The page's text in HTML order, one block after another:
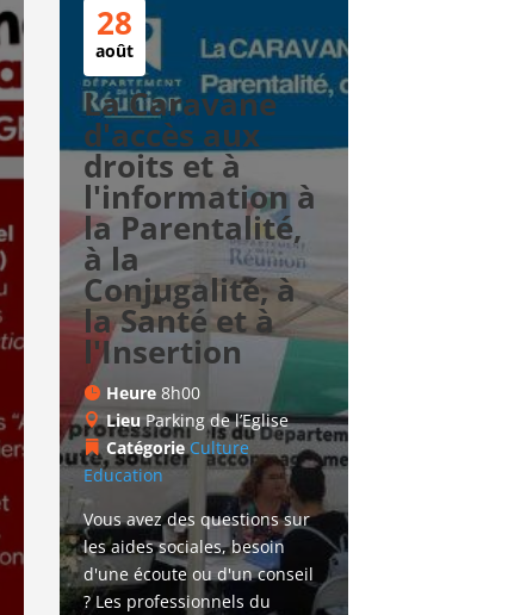
28
août
La Caravane
d'accès aux
droits et à
l'information à
la Parentalité,
à la
Conjugalité, à
la Santé et à
l'Insertion
Heure8h00
LieuParking de l’Eglise
CatégorieCulture
Education
Vous avez des questions sur
les aides sociales, besoin
d'une écoute ou d'un conseil
? Les professionnels du